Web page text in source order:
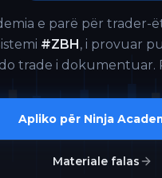
e parë për trader-
#ZBH, i provuar
trade i dokumentuar.
Apliko për Ninja
Materiale falas